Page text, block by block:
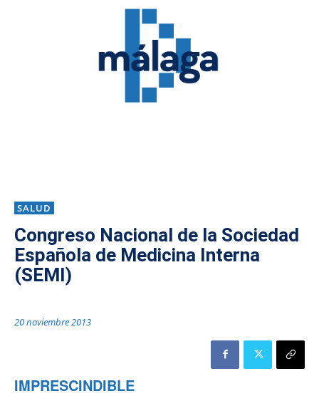
SALUD
Congreso Nacional de la Sociedad
Española de Medicina Interna
(SEMI)
20 noviembre 2013
IMPRESCINDIBLE